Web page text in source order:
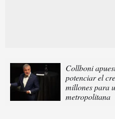
Collboni
potenciar el
millones para
metropolitana